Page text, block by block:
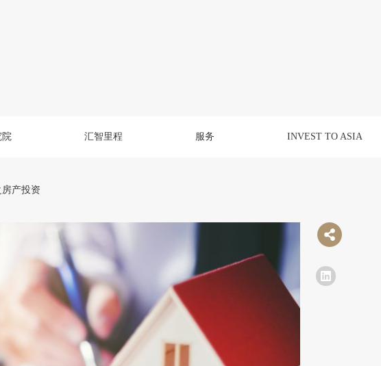
院 汇智里程 服务 INVEST TO ASIA
产投资